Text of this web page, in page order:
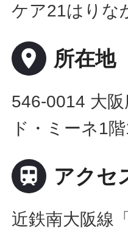
ケア21はりな
place 所在地
546-0014 大
ド・ミーネ1
 アクセ
近鉄南大阪線